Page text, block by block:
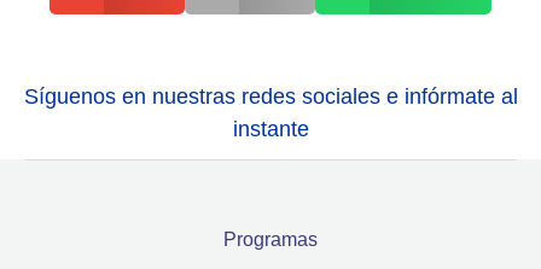
Síguenos en nuestras redes sociales e infórmate al
instante
Programas